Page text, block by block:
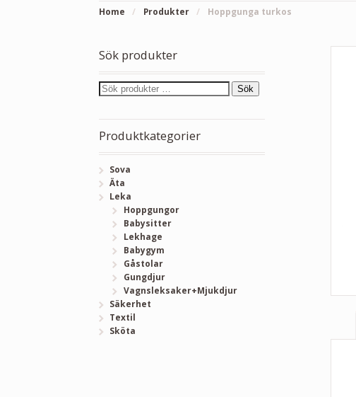
Home / Produkter / Hoppgunga turkos
Sök produkter
Sök
Produktkategorier
Sova
Äta
Leka
Hoppgungor
Babysitter
Lekhage
Babygym
Gåstolar
Gungdjur
Vagnsleksaker+Mjukdjur
Säkerhet
Textil
Sköta